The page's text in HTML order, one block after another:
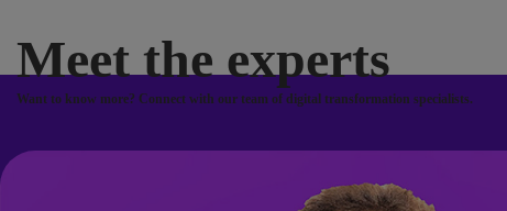
Meet the experts
Want to know more? Connect with our team of digital transformation specialists.